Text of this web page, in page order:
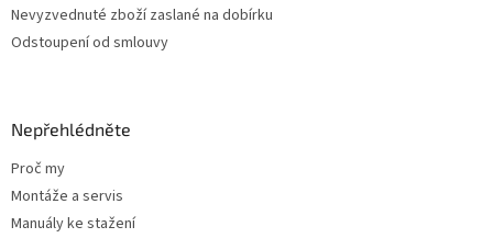
Nevyzvednuté zboží zaslané na dobírku
Odstoupení od smlouvy
Nepřehlédněte
Proč my
Montáže a servis
Manuály ke stažení